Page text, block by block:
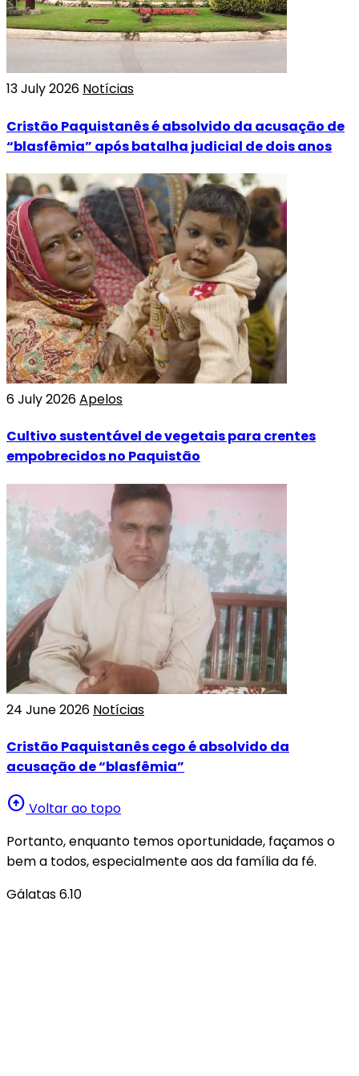
13 July 2026 Notícias
Cristão Paquistanês é absolvido da acusação de
“blasfêmia” após batalha judicial de dois anos
6 July 2026Apelos
Cultivo sustentável de vegetais para crentes
empobrecidos no Paquistão
24 June 2026 Notícias
Cristão Paquistanês cego é absolvido da
acusação de “blasfêmia”
arrow_circle_up Voltar ao topo
Portanto, enquanto temos oportunidade, façamos o
bem a todos, especialmente aos da família da fé.
Gálatas 6.10